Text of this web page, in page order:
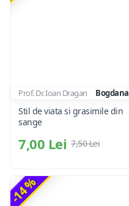
Prof. Dr. Ioan Dragan Bogdana
Stil de viata si grasimile din
sange
7,00 Lei 7,50 Lei
-14 %